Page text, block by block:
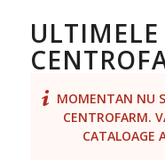
MOMENTAN NU
CENTROFARM.
CATALOAGE